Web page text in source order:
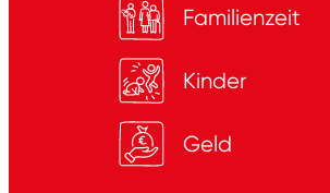
Familienzeit
Kinder
Geld